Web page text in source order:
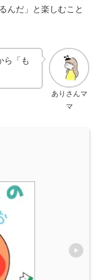
んだ」と楽しむこと
ありさんマ
マ
ら「も